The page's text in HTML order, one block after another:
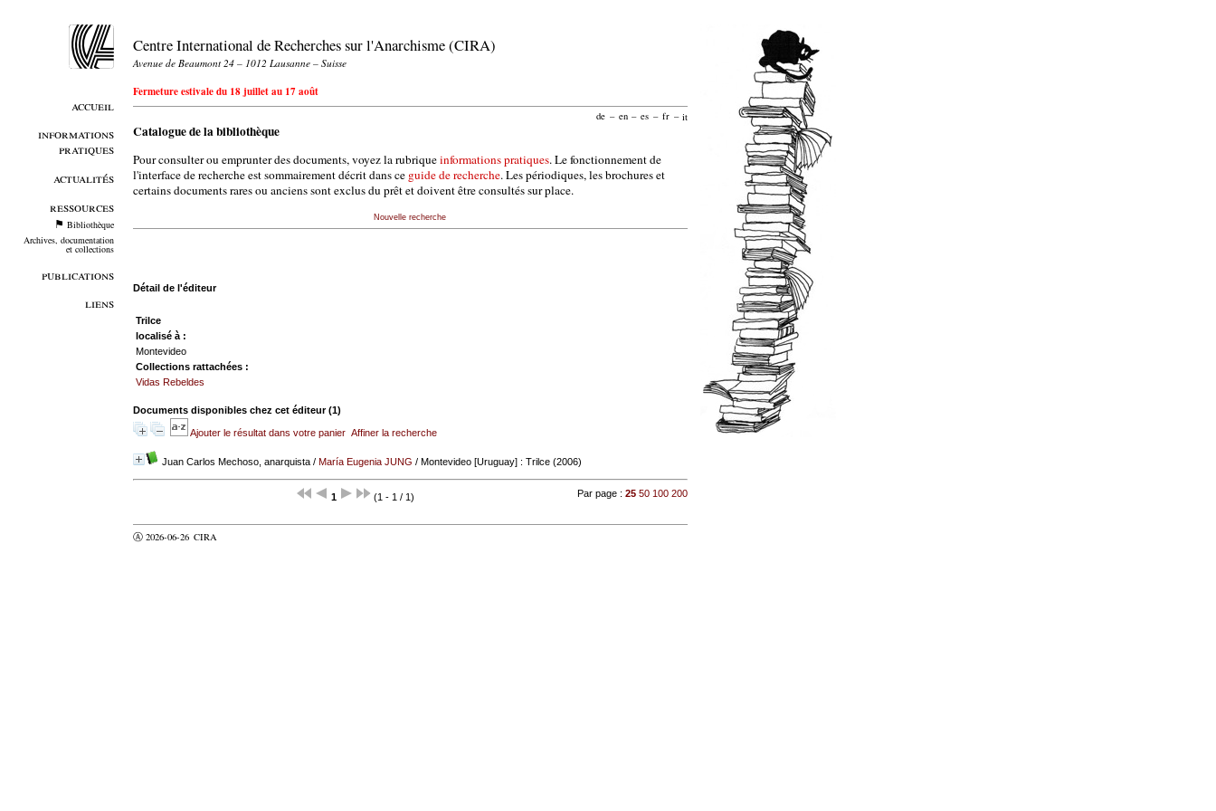
accueil
informations
pratiques
actualités
ressources
Bibliothèque
Archives, documentation
et collections
publications
liens
Centre International de Recherches sur l'Anarchisme (CIRA)
Avenue de Beaumont 24 – 1012 Lausanne – Suisse
Fermeture estivale du 18 juillet au 17 août
de – en – es – fr – it
Catalogue de la bibliothèque
Pour consulter ou emprunter des documents, voyez la rubriqueinformations pratiques. Le fonctionnement de
l'interface de recherche est sommairement décrit dans ce guide de recherche. Les périodiques, les brochures et
certains documents rares ou anciens sont exclus du prêt et doivent être consultés sur place.
Nouvelle recherche
Détail de l'éditeur
Trilce
localisé à :
Montevideo
Collections rattachées :
Vidas Rebeldes
Documents disponibles chez cet éditeur (1)
Ajouter le résultat dans votre panier Affiner la recherche
Juan Carlos Mechoso, anarquista/ María Eugenia JUNG / Montevideo [Uruguay] : Trilce (2006)
1 (1 - 1 / 1) Par page :25 50 100 200
Ⓐ 2026-06-26 CIRA